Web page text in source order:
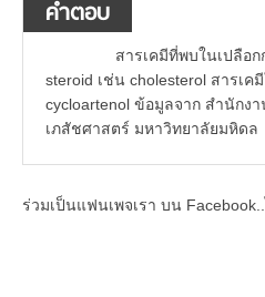
คำตอบ
สารเคมีที่พบในเปลือกก
steroid เช่น cholesterol สารเค
cycloartenol ข้อมูลจาก สำนัก
เภสัชศาสตร์ มหาวิทยาลัยมหิดล
ร่วมเป็นแฟนเพจเรา บน